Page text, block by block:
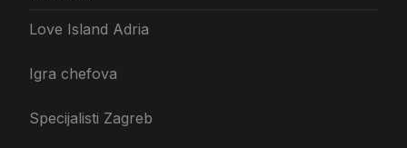
Love Island Adria
Igra chefova
Specijalisti Zagreb